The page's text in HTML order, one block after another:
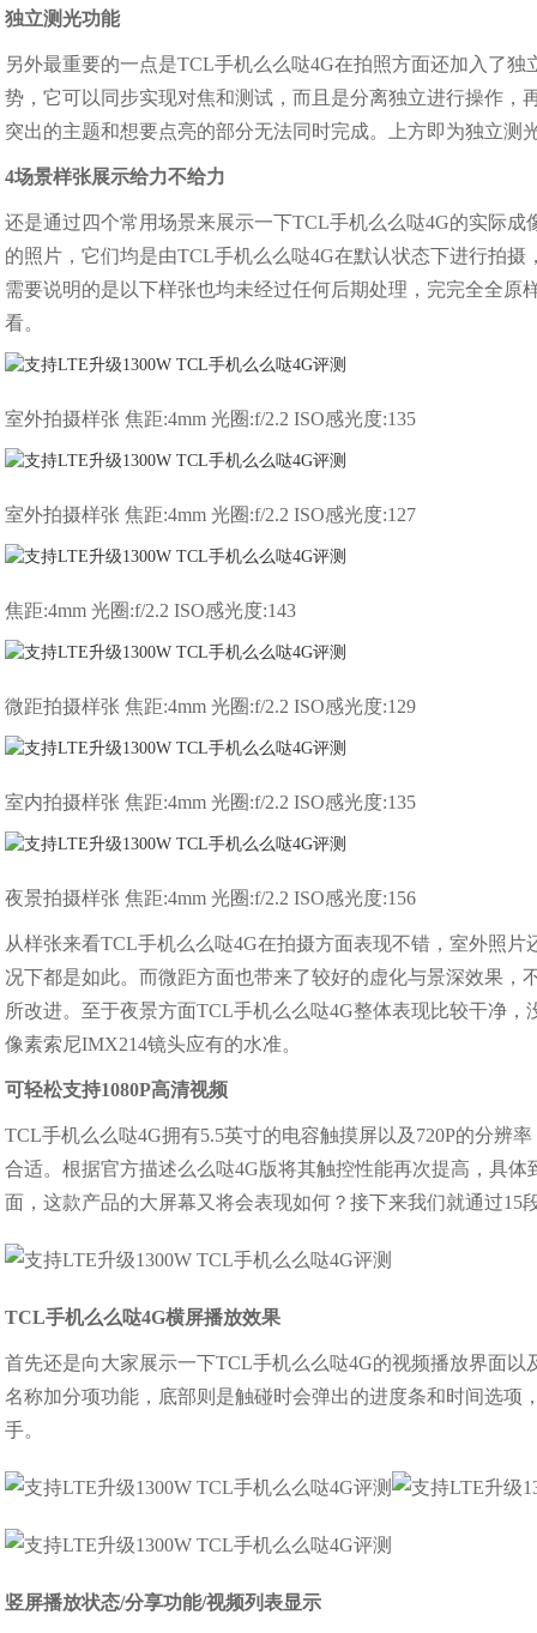
独立测光功能
另外最重要的一点是TCL手机么么哒4G在拍照方面还加入了
势，它可以同步实现对焦和测试，而且是分离独立进行操作
突出的主题和想要点亮的部分无法同时完成。上方即为独立
4场景样张展示给力不给力
还是通过四个常用场景来展示一下TCL手机么么哒4G的实际
的照片，它们均是由TCL手机么么哒4G在默认状态下进行拍
需要说明的是以下样张也均未经过任何后期处理，完完全全
看。
室外拍摄样张 焦距:4mm 光圈:f/2.2 ISO感光度:135
室外拍摄样张 焦距:4mm 光圈:f/2.2 ISO感光度:127
焦距:4mm 光圈:f/2.2 ISO感光度:143
微距拍摄样张 焦距:4mm 光圈:f/2.2 ISO感光度:129
室内拍摄样张 焦距:4mm 光圈:f/2.2 ISO感光度:135
夜景拍摄样张 焦距:4mm 光圈:f/2.2 ISO感光度:156
从样张来看TCL手机么么哒4G在拍摄方面表现不错，室外照
况下都是如此。而微距方面也带来了较好的虚化与景深效果
所改进。至于夜景方面TCL手机么么哒4G整体表现比较干净
像素索尼IMX214镜头应有的水准。
可轻松支持1080P高清视频
TCL手机么么哒4G拥有5.5英寸的电容触摸屏以及720P的分辨
合适。根据官方描述么么哒4G版将其触控性能再次提高，具
面，这款产品的大屏幕又将会表现如何？接下来我们就通过15
TCL手机么么哒4G横屏播放效果
首先还是向大家展示一下TCL手机么么哒4G的视频播放界面
名称加分项功能，底部则是触碰时会弹出的进度条和时间选
手。
竖屏播放状态/分享功能/视频列表显示